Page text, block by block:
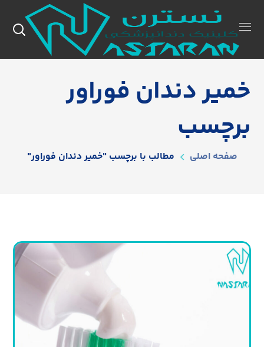
خمیر دندان فوراور
برچسب
صفحه اصلی مطالب با برچسب "خمیر دندان فوراور"